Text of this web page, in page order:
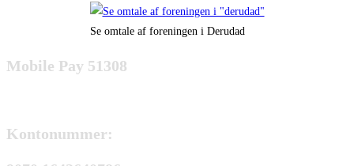
Se omtale af foreningen i Derudad
Mobile Pay 51308
Kontonummer: